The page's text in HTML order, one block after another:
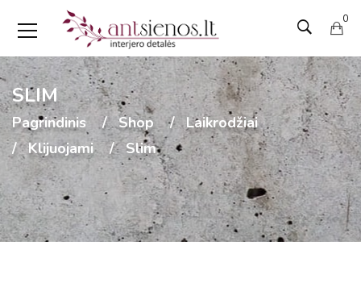
0
SLIM
Pagrindinis Shop
Laikrodžiai
Klijuojami
Slim